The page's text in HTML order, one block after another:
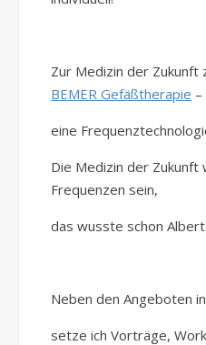
Zur Medizin der Zukunft
BEMER Gefäßtherapie –
eine
Die Medizin der
Frequenzen sein,
das wusste schon
Neben den Angeboten
setze ich Vorträge,